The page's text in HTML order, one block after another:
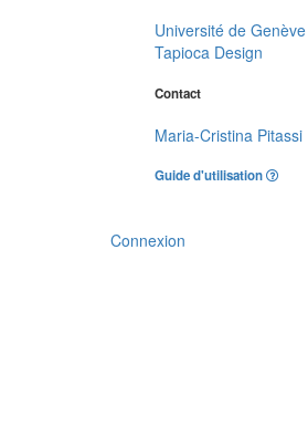
Université de Genève
Tapioca Design
Contact
Maria-Cristina Pitassi
Guide d'utilisation
Connexion